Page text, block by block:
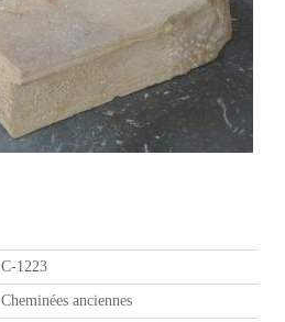
C-1223
Cheminées anciennes